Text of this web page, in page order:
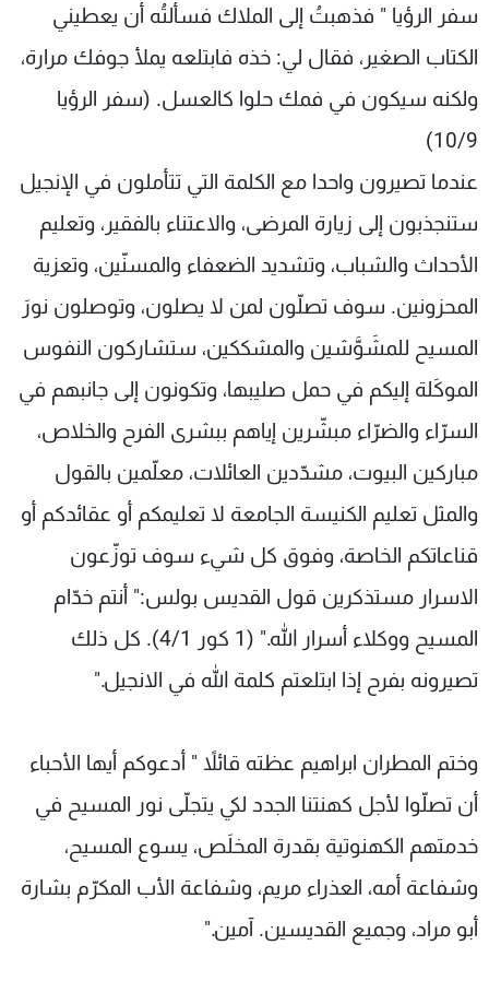
سفر الرؤيا " فذهبتُ إلى الملاك فسألتُه أن يعطيني
الكتاب الصغير، فقال لي: خذه فابتلعه يملأ جوفك مرارة،
ولكنه سيكون في فمك حلوا كالعسل. (سفر الرؤيا
10/9)
عندما تصيرون واحدا مع الكلمة التي تتأملون في الإنجيل
ستنجذبون إلى زيارة المرضى، والاعتناء بالفقير، وتعليم
الأحداث والشباب، وتشديد الضعفاء والمسنّين، وتعزية
المحزونين. سوف تصلّون لمن لا يصلون، وتوصلون نورَ
المسيح للمشَوَّشين والمشككين، ستشاركون النفوس
الموكَلة إليكم في حمل صليبها، وتكونون إلى جانبهم في
السرّاء والضرّاء مبشّرين إياهم ببشرى الفرح والخلاص،
مباركين البيوت، مشدّدين العائلات، معلّمين بالقول
والمثل تعليم الكنيسة الجامعة لا تعليمكم أو عقائدكم أو
قناعاتكم الخاصة، وفوق كل شيء سوف توزّعون
الاسرار مستذكرين قول القديس بولس:" أنتم خدّام
المسيح ووكلاء أسرار الله." (1 كور 4/1). كل ذلك
تصيرونه بفرح إذا ابتلعتم كلمة الله في الانجيل."
وختم المطران ابراهيم عظته قائلاً " أدعوكم أيها الأحباء
أن تصلّوا لأجل كهنتنا الجدد لكي يتجلّى نور المسيح في
خدمتهم الكهنوتية بقدرة المخلَص، يسوع المسيح،
وشفاعة أمه، العذراء مريم، وشفاعة الأب المكرّم بشارة
أبو مراد، وجميع القديسين. آمين."